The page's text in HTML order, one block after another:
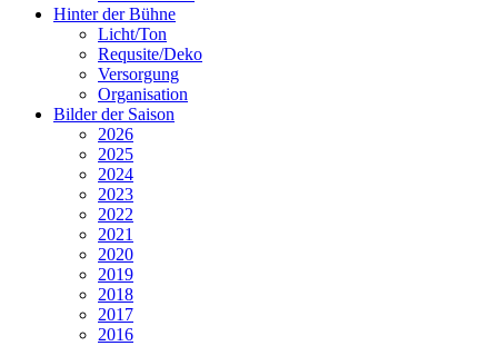
Hinter der Bühne
Licht/Ton
Requsite/Deko
Versorgung
Organisation
Bilder der Saison
2026
2025
2024
2023
2022
2021
2020
2019
2018
2017
2016